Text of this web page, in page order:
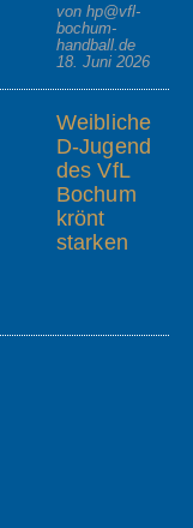
von hp@vfl-
bochum-
handball.de
18. Juni 2026
Weibliche
D-Jugend
des VfL
Bochum
krönt
starken